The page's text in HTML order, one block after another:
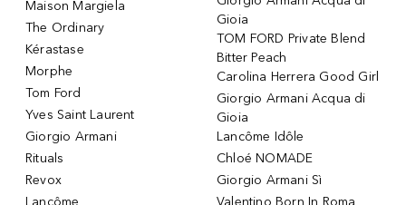
Maison Margiela
The Ordinary
Kérastase
Morphe
Tom Ford
Yves Saint Laurent
Giorgio Armani
Rituals
Revox
Lancôme
Gioia
TOM FORD Private Blend
Bitter Peach
Carolina Herrera Good Girl
Giorgio Armani Acqua di
Gioia
Lancôme Idôle
Chloé NOMADE
Giorgio Armani Sì
Valentino Born In Roma